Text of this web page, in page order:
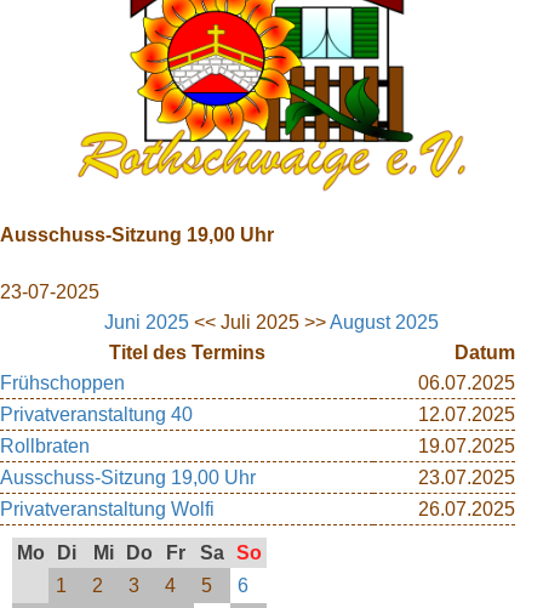
Ausschuss-Sitzung 19,00 Uhr
23-07-2025
Juni 2025 << Juli 2025 >>August 2025
Titel des Termins
Datum
Frühschoppen
06.07.2025
Privatveranstaltung 40
12.07.2025
Rollbraten
19.07.2025
Ausschuss-Sitzung 19,00 Uhr
23.07.2025
Privatveranstaltung Wolfi
26.07.2025
Mo Di Mi Do Fr Sa So
1
2 3 4 5
6